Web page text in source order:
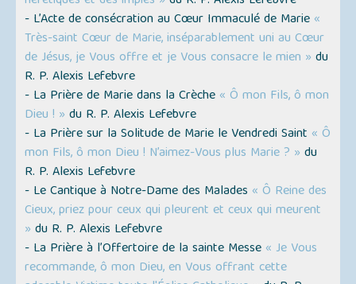
- L’Acte de consécration au Cœur Immaculé de Marie «
Très-saint Cœur de Marie, inséparablement uni au Cœur
de Jésus, je Vous offre et je Vous consacre le mien » du
R. P. Alexis Lefebvre
- La Prière de Marie dans la Crèche « Ô mon Fils, ô mon
Dieu ! » du R. P. Alexis Lefebvre
- La Prière sur la Solitude de Marie le Vendredi Saint « Ô
mon Fils, ô mon Dieu ! N’aimez-Vous plus Marie ? » du
R. P. Alexis Lefebvre
- Le Cantique à Notre-Dame des Malades « Ô Reine des
Cieux, priez pour ceux qui pleurent et ceux qui meurent
» du R. P. Alexis Lefebvre
- La Prière à l’Offertoire de la sainte Messe « Je Vous
recommande, ô mon Dieu, en Vous offrant cette